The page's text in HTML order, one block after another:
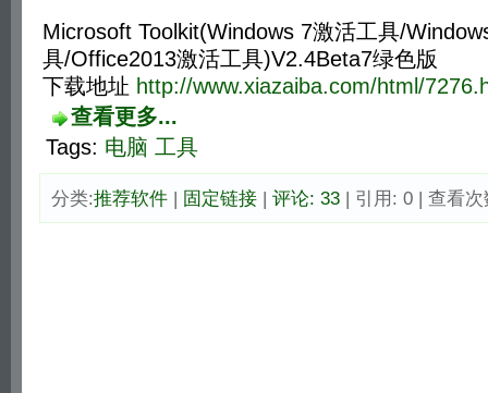
Microsoft Toolkit(Windows 7激活工具/
具/Office2013激活工具)V2.4Beta7绿色版
下载地址 http://www.xiazaiba.com/html/
查看更多...
Tags: 电脑 工具
分类:推荐软件| 固定链接| 评论: 33| 引用: 0 | 查看次